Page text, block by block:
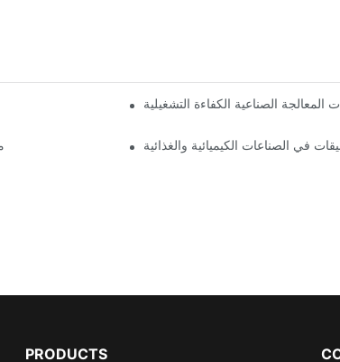
مجففات نوتش المرشحة الصناعية الكفاءة التشغيلية
في الصناعات الكيميائية والغذائية
PRODUCTS